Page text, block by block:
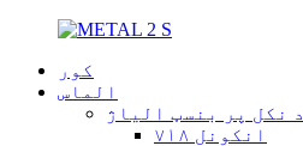
کور
الماس
د نکل پر بنسټ الیاژ
انکونل ۷۱۸